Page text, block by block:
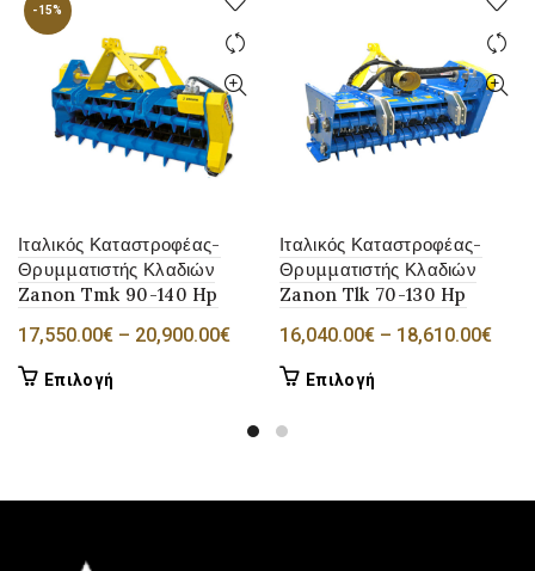
-15%
Ιταλικός Καταστροφέας-
Θρυμματιστής Κλαδιών
Zanon Tmk 90-140 Hp
17,550.00€ – 20,900.00€Price
range:
through
Επιλογή
Ιταλικός Καταστροφέας-
Θρυμματιστής Κλαδιών
Zanon Tlk 70-130 Hp
16,040.00€ – 18,610.00€Price
Επιλογή